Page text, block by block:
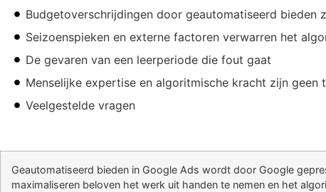
Budgetoverschrijdingen door geautomatiseerd bieden
Seizoenspieken en externe factoren verwarren het
De gevaren van een leerperiode die fout gaat
Menselijke expertise en algoritmische kracht zijn geen
Veelgestelde vragen
Geautomatiseerd bieden in Google Ads wordt door Google
maximaliseren beloven het werk uit handen te nemen en het